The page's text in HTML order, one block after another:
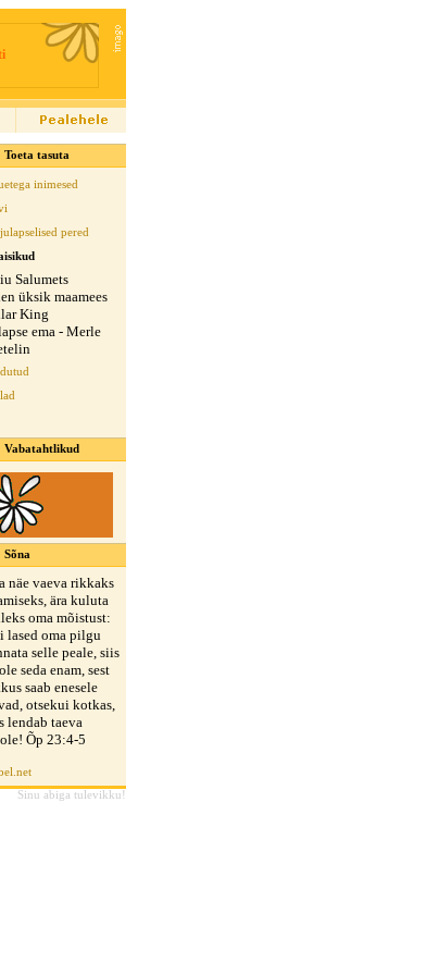
Toeta tasuta
inimesed
pered
Salumets
üksik maamees
King
ema - Merle
Vabatahtlikud
Sõna
näe vaeva rikkaks
ära kuluta
oma mõistust:
lased oma pilgu
selle peale, siis
seda enam, sest
saab enesele
otsekui kotkas,
lendab taeva
Õp 23:4-5
Sinu abiga tulevikku!